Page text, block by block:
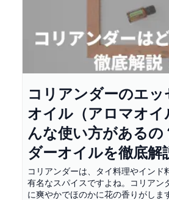
コリアンダーのエ
オイル（アロマオイ
んな使い方があるの
ダーオイルを徹底解
コリアンダーは、タイ料理やインド
有名なスパイスですよね。コリアン
に爽やかでほのかに花の香りがしま